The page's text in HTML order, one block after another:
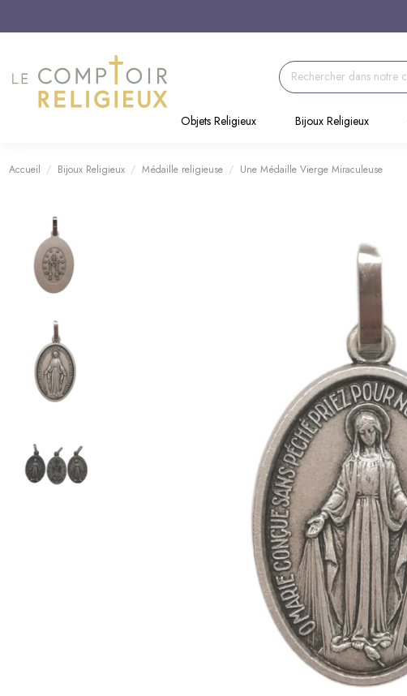
Objets Religieux
Bijoux Religieux
Accueil Bijoux Religieux Médaille religieuse Une Médaille Vierge Miraculeuse